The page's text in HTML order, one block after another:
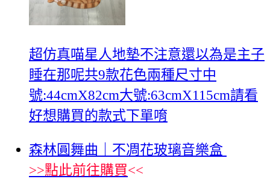
超仿真喵星人地墊不注意還以為是主子
睡在那呢共9款花色兩種尺寸中
號:44cmX82cm大號:63cmX115cm請看
好想購買的款式下單唷
森林圓舞曲｜不凋花玻璃音樂盒
>>點此前往購買<<